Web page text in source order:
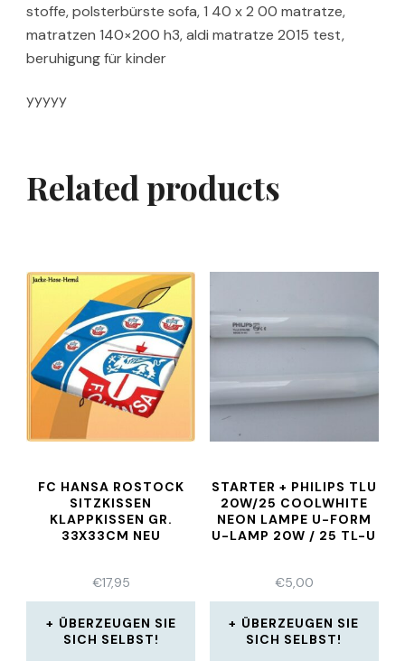
stoffe, polsterbürste sofa, 1 40 x 2 00 matratze,
matratzen 140×200 h3, aldi matratze 2015 test,
beruhigung für kinder
yyyyy
Related products
FC HANSA ROSTOCK
SITZKISSEN
KLAPPKISSEN GR.
33X33CM NEU
€17,95
ÜBERZEUGEN SIE
SICH SELBST!
STARTER + PHILIPS TLU
20W/25 COOLWHITE
NEON LAMPE U-FORM
U-LAMP 20W / 25 TL-U
€5,00
ÜBERZEUGEN SIE
SICH SELBST!